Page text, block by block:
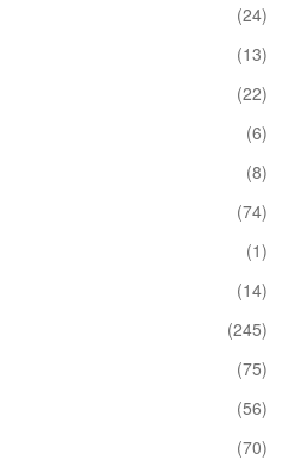
(24)
(13)
(22)
(6)
(8)
(74)
(1)
(14)
(245)
(75)
(56)
(70)